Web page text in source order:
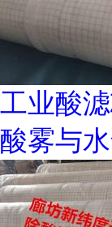
工业酸
酸雾与